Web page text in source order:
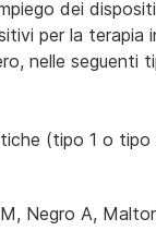
dei
per la terapia
nelle seguenti
(tipo 1 o tipo
Negro A,